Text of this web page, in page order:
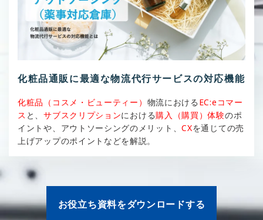
化粧品通販に最適な物流代行サービスの対応機能
化粧品（コスメ・ビューティー） 物流における EC:eコマー
ス と、サブスクリプションにおける購入（購買）体験のポ
イントや、アウトソーシングのメリット、CXを通じての売
上げアップのポイントなどを解説。
お役立ち資料をダウンロードする